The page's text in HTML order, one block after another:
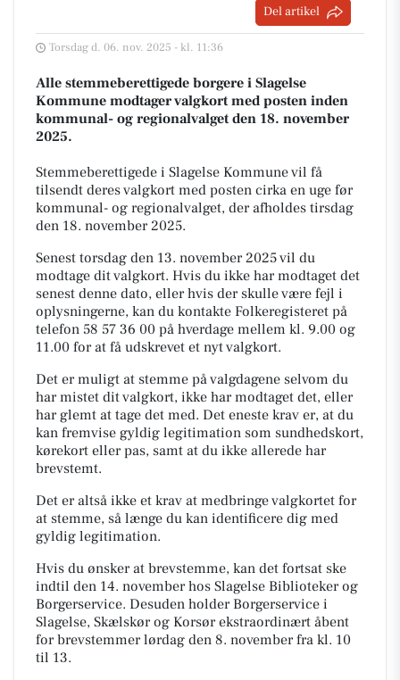
Del artikel
Torsdag d. 06. nov. 2025 - kl. 11:36
Alle stemmeberettigede borgere i Slagelse
Kommune modtager valgkort med posten inden
kommunal- og regionalvalget den 18. november
2025.
Stemmeberettigede i Slagelse Kommune vil få
tilsendt deres valgkort med posten cirka en uge før
kommunal- og regionalvalget, der afholdes tirsdag
den 18. november 2025.
Senest torsdag den 13. november 2025 vil du
modtage dit valgkort. Hvis du ikke har modtaget det
senest denne dato, eller hvis der skulle være fejl i
oplysningerne, kan du kontakte Folkeregisteret på
telefon 58 57 36 00 på hverdage mellem kl. 9.00 og
11.00 for at få udskrevet et nyt valgkort.
Det er muligt at stemme på valgdagene selvom du
har mistet dit valgkort, ikke har modtaget det, eller
har glemt at tage det med. Det eneste krav er, at du
kan fremvise gyldig legitimation som sundhedskort,
kørekort eller pas, samt at du ikke allerede har
brevstemt.
Det er altså ikke et krav at medbringe valgkortet for
at stemme, så længe du kan identificere dig med
gyldig legitimation.
Hvis du ønsker at brevstemme, kan det fortsat ske
indtil den 14. november hos Slagelse Biblioteker og
Borgerservice. Desuden holder Borgerservice i
Slagelse, Skælskør og Korsør ekstraordinært åbent
for brevstemmer lørdag den 8. november fra kl. 10
til 13.